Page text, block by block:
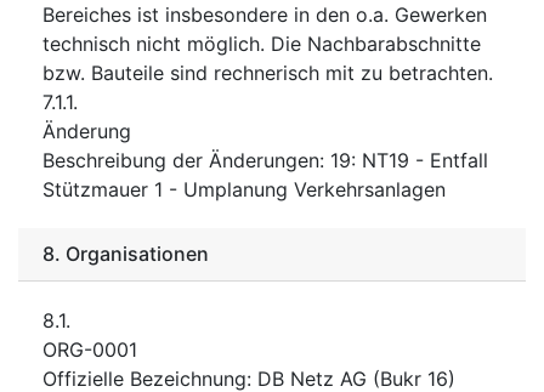
Bereiches ist insbesondere in den o.a. Gewerken
technisch nicht möglich. Die Nachbarabschnitte
bzw. Bauteile sind rechnerisch mit zu betrachten.
7.1.1.
Änderung
Beschreibung der Änderungen: 19: NT19 - Entfall
Stützmauer 1 - Umplanung Verkehrsanlagen
8. Organisationen
8.1.
ORG-0001
Offizielle Bezeichnung: DB Netz AG (Bukr 16)